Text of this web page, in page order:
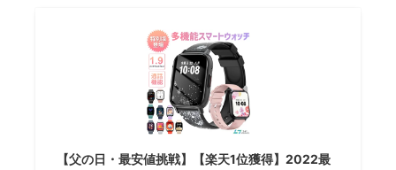
【父の日・最安値挑戦】【楽天1位獲得】2022最